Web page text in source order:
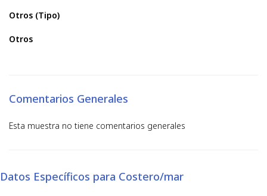
Otros (Tipo)
Otros
Comentarios Generales
Esta muestra no tiene comentarios generales
Datos Específicos para Costero/mar